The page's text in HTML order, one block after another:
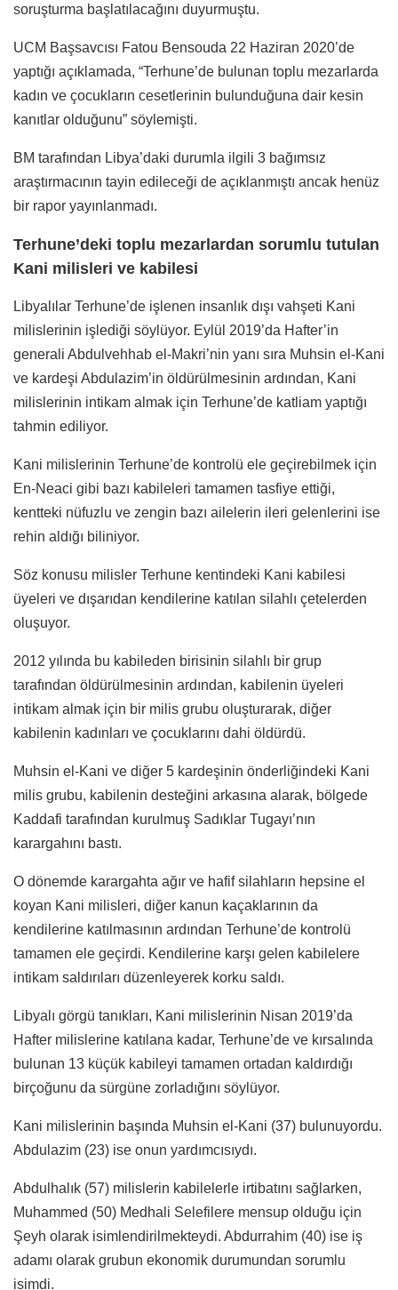
soruşturma başlatılacağını duyurmuştu.
UCM Başsavcısı Fatou Bensouda 22 Haziran 2020’de
yaptığı açıklamada, “Terhune’de bulunan toplu mezarlarda
kadın ve çocukların cesetlerinin bulunduğuna dair kesin
kanıtlar olduğunu” söylemişti.
BM tarafından Libya’daki durumla ilgili 3 bağımsız
araştırmacının tayin edileceği de açıklanmıştı ancak henüz
bir rapor yayınlanmadı.
Terhune’deki toplu mezarlardan sorumlu tutulan
Kani milisleri ve kabilesi
Libyalılar Terhune’de işlenen insanlık dışı vahşeti Kani
milislerinin işlediği söylüyor. Eylül 2019’da Hafter’in
generali Abdulvehhab el-Makri’nin yanı sıra Muhsin el-Kani
ve kardeşi Abdulazim’in öldürülmesinin ardından, Kani
milislerinin intikam almak için Terhune’de katliam yaptığı
tahmin ediliyor.
Kani milislerinin Terhune’de kontrolü ele geçirebilmek için
En-Neaci gibi bazı kabileleri tamamen tasfiye ettiği,
kentteki nüfuzlu ve zengin bazı ailelerin ileri gelenlerini ise
rehin aldığı biliniyor.
Söz konusu milisler Terhune kentindeki Kani kabilesi
üyeleri ve dışarıdan kendilerine katılan silahlı çetelerden
oluşuyor.
2012 yılında bu kabileden birisinin silahlı bir grup
tarafından öldürülmesinin ardından, kabilenin üyeleri
intikam almak için bir milis grubu oluşturarak, diğer
kabilenin kadınları ve çocuklarını dahi öldürdü.
Muhsin el-Kani ve diğer 5 kardeşinin önderliğindeki Kani
milis grubu, kabilenin desteğini arkasına alarak, bölgede
Kaddafi tarafından kurulmuş Sadıklar Tugayı’nın
karargahını bastı.
O dönemde karargahta ağır ve hafif silahların hepsine el
koyan Kani milisleri, diğer kanun kaçaklarının da
kendilerine katılmasının ardından Terhune’de kontrolü
tamamen ele geçirdi. Kendilerine karşı gelen kabilelere
intikam saldırıları düzenleyerek korku saldı.
Libyalı görgü tanıkları, Kani milislerinin Nisan 2019’da
Hafter milislerine katılana kadar, Terhune’de ve kırsalında
bulunan 13 küçük kabileyi tamamen ortadan kaldırdığı
birçoğunu da sürgüne zorladığını söylüyor.
Kani milislerinin başında Muhsin el-Kani (37) bulunuyordu.
Abdulazim (23) ise onun yardımcısıydı.
Abdulhalık (57) milislerin kabilelerle irtibatını sağlarken,
Muhammed (50) Medhali Selefilere mensup olduğu için
Şeyh olarak isimlendirilmekteydi. Abdurrahim (40) ise iş
adamı olarak grubun ekonomik durumundan sorumlu
isimdi.